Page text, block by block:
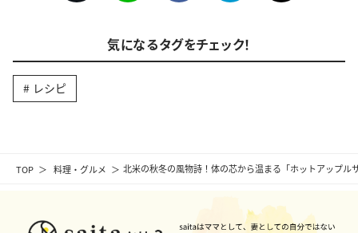
TOP 料理・グルメ 北米の秋冬の風物詩！体の芯から温まる「ホットアップル
気になるタグをチェック！
レシピ